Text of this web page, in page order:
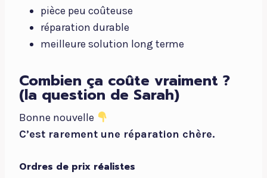
pièce peu coûteuse
réparation durable
meilleure solution long terme
Combien ça coûte vraiment ?
(la question de Sarah)
Bonne nouvelle
C’est rarement une réparation chère.
Ordres de prix réalistes